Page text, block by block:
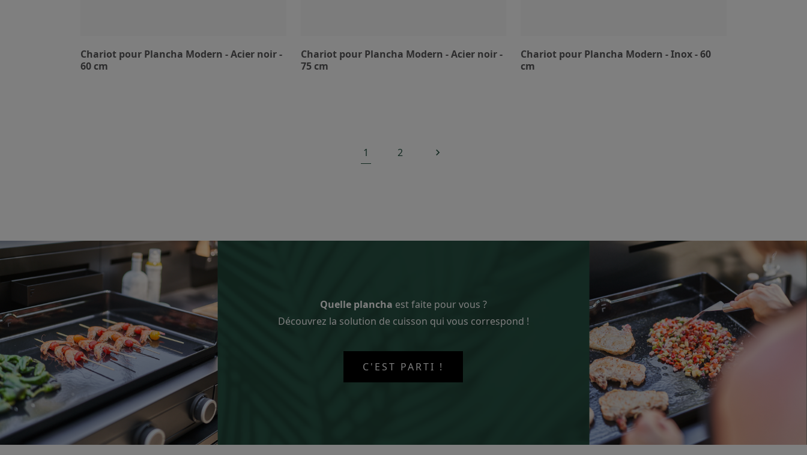
Chariot pour Plancha Modern - Acier noir -
60 cm
Chariot pour Plancha Modern - Acier noir -
75 cm
Chariot pour Plancha Modern - Inox - 60
cm
1 2 
Quelle plancha est faite pour vous ?
Découvrez la solution de cuisson qui vous correspond !
C'EST PARTI !